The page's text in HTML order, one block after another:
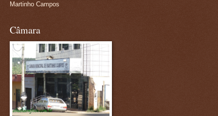
Martinho Campos
Câmara